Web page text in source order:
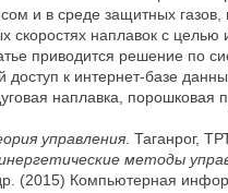
и в среде защитных
наплавок с
приводится решение по
к интернет-базе
наплавка, порошковая
управления . Таганрог,
методы
Компьютерная